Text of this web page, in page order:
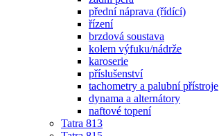
přední náprava (řídící)
řízení
brzdová soustava
kolem výfuku/nádrže
karoserie
příslušenství
tachometry a palubní přístroje
dynama a alternátory
naftové topení
Tatra 813